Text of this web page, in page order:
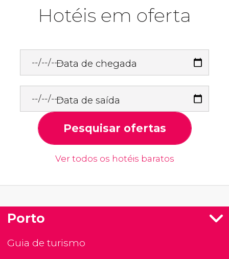
Hotéis em oferta
Data de chegada
Data de saída
Pesquisar ofertas
Ver todos os hotéis baratos
Porto
Guia de turismo